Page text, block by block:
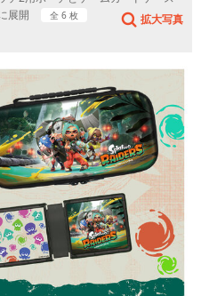
展開
全 6 枚 拡大写真